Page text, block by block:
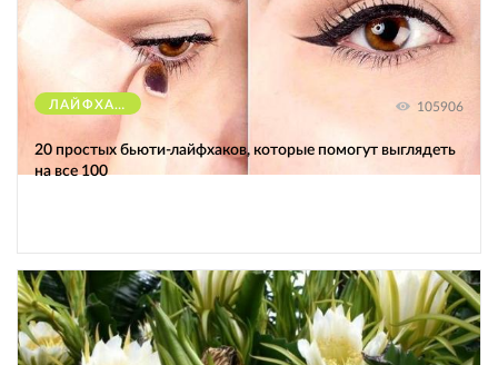
ЛАЙФХАКИ 105906
20 простых бьюти-лайфхаков, которые помогут выглядеть
на все 100